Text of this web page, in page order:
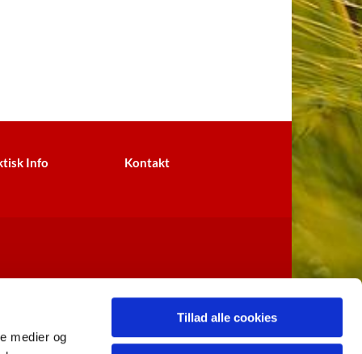
medier og
Tillad alle cookies
Info Kontakt